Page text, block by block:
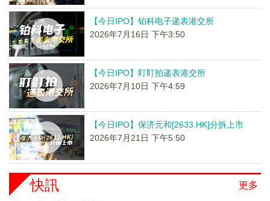
【今日IPO】铂科电子递表港交所
2026年7月16日 下午3:50
【今日IPO】盯盯拍递表港交所
2026年7月10日 下午4:59
【今日IPO】保济元和[2633.HK]分拆上市
2026年7月21日 下午5:50
更多
快訊